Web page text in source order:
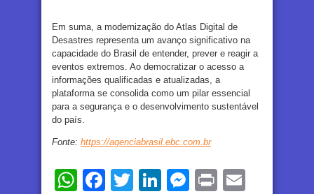
Em suma, a modernização do Atlas Digital de
Desastres representa um avanço significativo na
capacidade do Brasil de entender, prever e reagir a
eventos extremos. Ao democratizar o acesso a
informações qualificadas e atualizadas, a
plataforma se consolida como um pilar essencial
para a segurança e o desenvolvimento sustentável
do país.
Fonte: https://agenciabrasil.ebc.com.br
WhatsApp
Facebook
TwitterLinkedIn
Messenger
Print